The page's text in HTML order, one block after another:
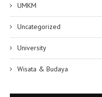
UMKM
Uncategorized
University
Wisata & Budaya